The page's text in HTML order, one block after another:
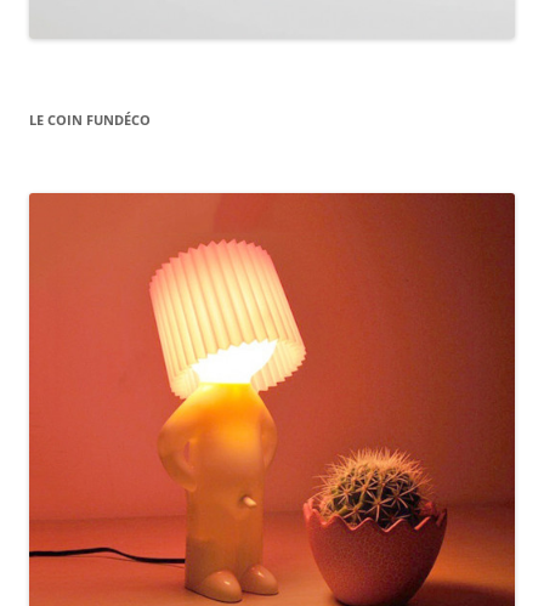
LE COIN FUNDÉCO